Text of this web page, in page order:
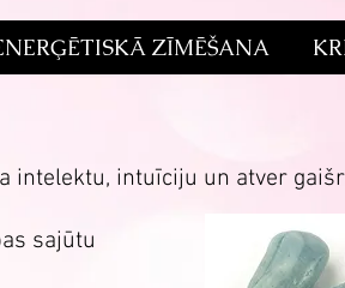
intelektu, intuīciju un atver
sajūtu
ZĪMĒŠANA